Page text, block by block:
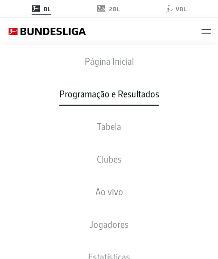
BL 2BL VBL
Página Inicial
Programação e Resultados
Tabela
Clubes
Ao vivo
Jogadores
Estatísticas
SCP RBL
ESCALAÇÕES